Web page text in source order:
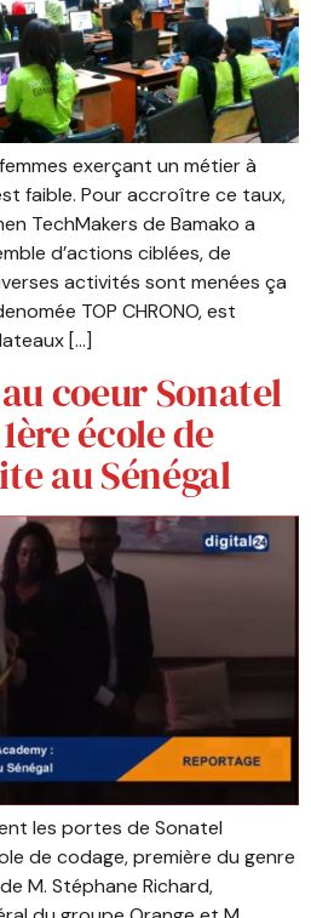
exerçant un métier à
faible. Pour accroître ce taux,
TechMakers de Bamako a
d’actions ciblées, de
activités sont menées ça
TOP CHRONO, est
[…]
coeur Sonatel
école de
au Sénégal
les portes de Sonatel
de codage, première du genre
M. Stéphane Richard,